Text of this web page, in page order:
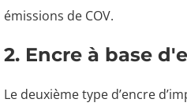
émissions de COV.
2. Encre à base
Le deuxième type d’encre